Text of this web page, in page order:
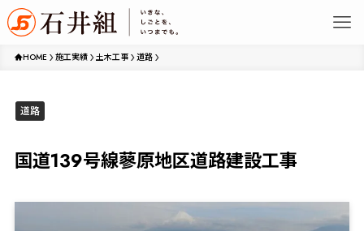
HOME 施工実績 土木工事 道路
道路
国道139号線蓼原地区道路建設工事